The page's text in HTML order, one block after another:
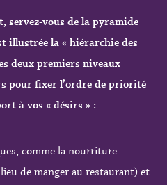
servez-vous de la pyramide
illustrée la « hiérarchie des
deux premiers niveaux
pour fixer l’ordre de priorité
à vos « désirs » :
comme la nourriture
de manger au restaurant) et